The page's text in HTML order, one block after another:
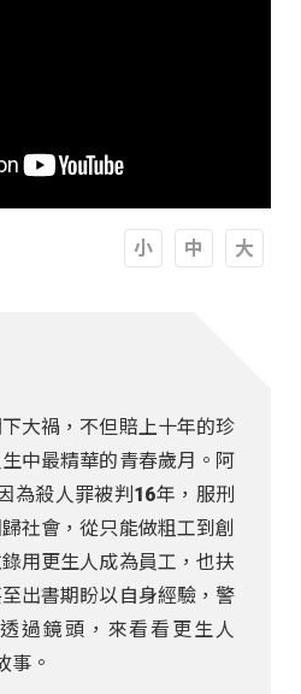
大禍，不但賠上十年的珍
中最精華的青春歲月。阿
為殺人罪被判16年，服刑
社會，從只能做粗工到創
用更生人成為員工，也扶
出書期盼以自身經驗，警
過鏡頭，來看看更生人
事。